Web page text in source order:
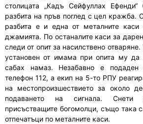
столицата „Кадъ Сейфуллах
разбита на пръв поглед с цел кражба.
разбита е и една от металните
джамията. По останалите каси за
следи от опит за насилствено
установен от имама при опита му да
сабах намаз. Незабавно е подаден
телефон 112, а екип на 5-то РПУ
на местопроизшествието за около
подаването на сигнала.
присъстващите богомолци, също така
отпечатъци по металните каси.